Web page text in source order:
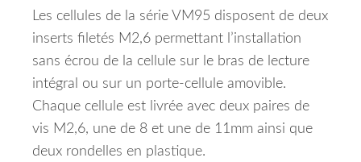
Les cellules de la série VM95 disposent de deux
inserts filetés M2,6 permettant l’installation
sans écrou de la cellule sur le bras de lecture
intégral ou sur un porte-cellule amovible.
Chaque cellule est livrée avec deux paires de
vis M2,6, une de 8 et une de 11mm ainsi que
deux rondelles en plastique.